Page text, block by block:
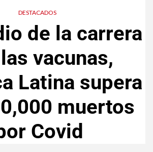
DESTACADOS
de la carrera
vacunas,
Latina supera
muertos
Covid